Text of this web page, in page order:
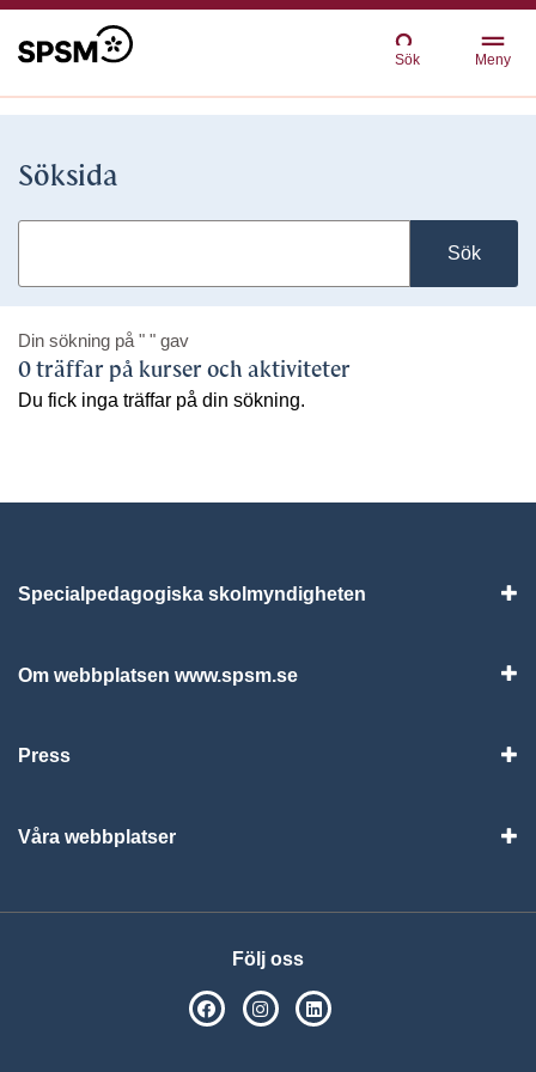
Sök Meny
Söksida
Sök
Din sökning på " " gav
0 träffar på kurser och aktiviteter
Du fick inga träffar på din sökning.
Specialpedagogiska skolmyndigheten
Om webbplatsen www.spsm.se
Press
Våra webbplatser
Följ oss
SPSM på Facebook
SPSM på Instagram